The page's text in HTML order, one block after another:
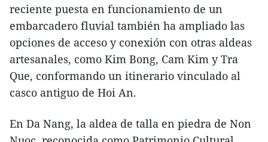
reciente puesta en funcionamiento de un
embarcadero fluvial también ha ampliado las
opciones de acceso y conexión con otras aldeas
artesanales, como Kim Bong, Cam Kim y Tra
Que, conformando un itinerario vinculado al
casco antiguo de Hoi An.​
En Da Nang, la aldea de talla en piedra de Non